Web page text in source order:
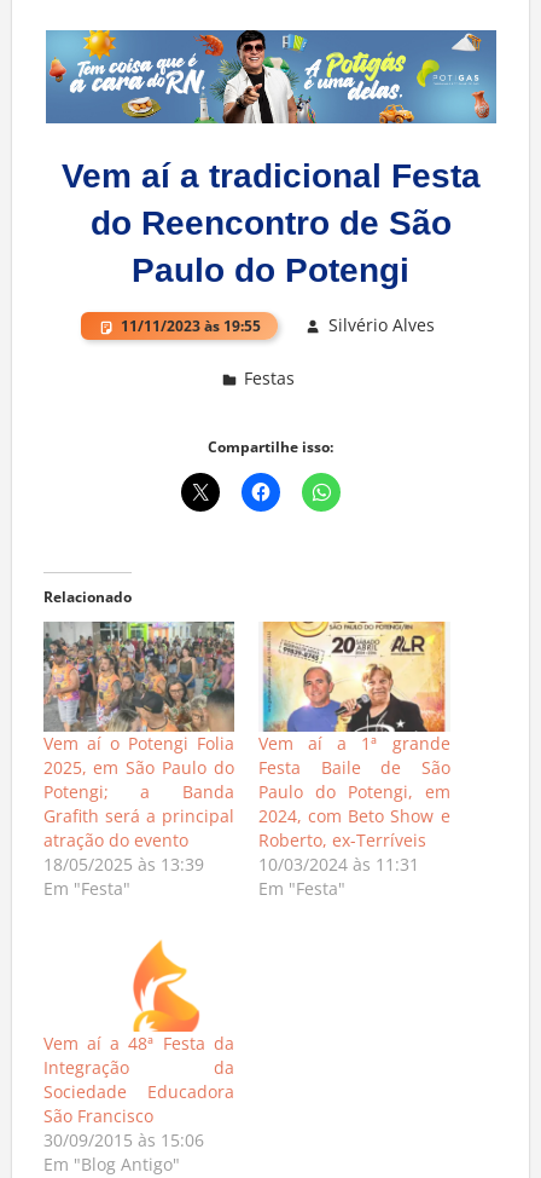
Vem aí a tradicional Festa
do Reencontro de São
Paulo do Potengi
11/11/2023 às 19:55 Silvério Alves
Festas
Compartilhe isso:
Relacionado
Vem aí o Potengi Folia
2025, em São Paulo do
Potengi; a Banda
Grafith será a principal
atração do evento
18/05/2025 às 13:39
Em "Festa"
Vem aí a 1ª grande
Festa Baile de São
Paulo do Potengi, em
2024, com Beto Show e
Roberto, ex-Terríveis
10/03/2024 às 11:31
Em "Festa"
Vem aí a 48ª Festa da
Integração da
Sociedade Educadora
São Francisco
30/09/2015 às 15:06
Em "Blog Antigo"